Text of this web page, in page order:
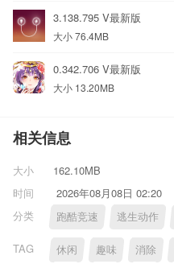
3.138.795 V最新版
大小 76.4MB
0.342.706 V最新版
大小 13.20MB
相关信息
大小
162.10MB
时间
2026年08月08日 02:20
分类
跑酷竞速 逃生动作
TAG 休闲 趣味 消除